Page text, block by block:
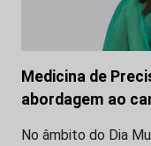
Medicina de
abordagem ao
No âmbito do Dia